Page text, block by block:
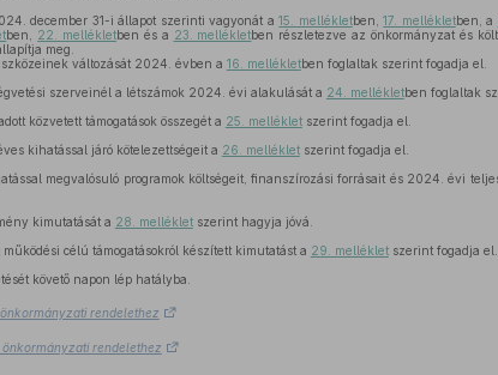
december 31-i állapot szerinti vagyonát a15. mellékletben,17. mellékletben, a
ben, 22. mellékletben és a 23. mellékletben részletezve az önkormányzat és
meg.
változását 2024. évben a 16. mellékletben foglaltak szerint fogadja el.
szerveinél a létszámok 2024. évi alakulását a 24. mellékletben foglaltak
közvetett támogatások összegét a 25. mellékletszerint fogadja el.
kihatással járó kötelezettségeit a 26. mellékletszerint fogadja el.
megvalósuló programok költségeit, finanszírozási forrásait és 2024. évi
kimutatását a 28. mellékletszerint hagyja jóvá.
célú támogatásokról készített kimutatást a 29. mellékletszerint fogadja el.
követő napon lép hatályba.
rendelethez
rendelethez